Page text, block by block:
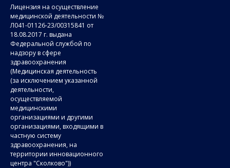
Лицензия на осуществление
медицинской деятельности №
Л041-01126-23/00315841 от
18.08.2017 г. выдана
Федеральной службой по
надзору в сфере
здравоохранения
(Медицинская деятельность
(за исключением указанной
деятельности,
осуществляемой
медицинскими
организациями и другими
организациями, входящими в
частную систему
здравоохранения, на
территории инновационного
центра "Сколково"))